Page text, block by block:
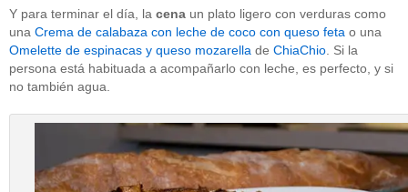
Y para terminar el día, la cena un plato ligero con verduras como
una Crema de calabaza con leche de coco con queso feta o una
Omelette de espinacas y queso mozarella de ChiaChio . Si la
persona está habituada a acompañarlo con leche, es perfecto, y si
no también agua.